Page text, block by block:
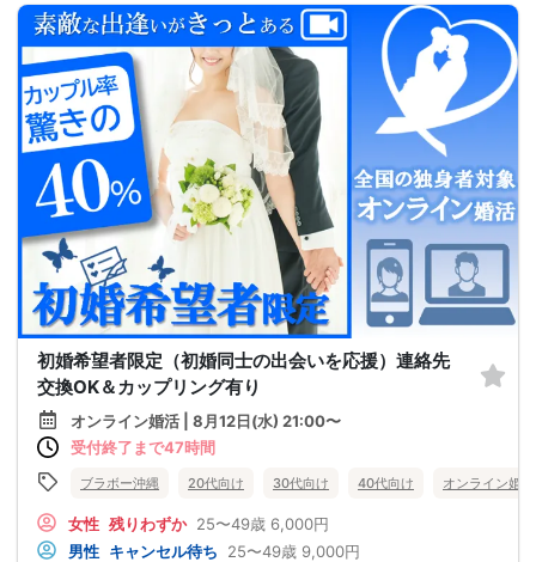
初婚希望者限定（初婚同士の出会いを応援）連絡先
交換OK＆カップリング有り
オンライン婚活 | 8月12日(水) 21:00〜
受付終了まで47時間
ブラボー沖縄 20代向け 30代向け 40代向け オンライン婚活
女性 残りわずか 25〜49歳 6,000円
男性 キャンセル待ち 25〜49歳 9,000円